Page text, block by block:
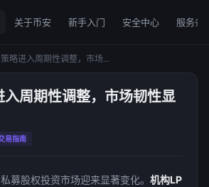
关于币安 新手入门 安全中心 服务条
略进入周期性调整，市场...
入周期性调整，市场韧性显
易指南
募股权投资市场迎来显著变化。 机构LP